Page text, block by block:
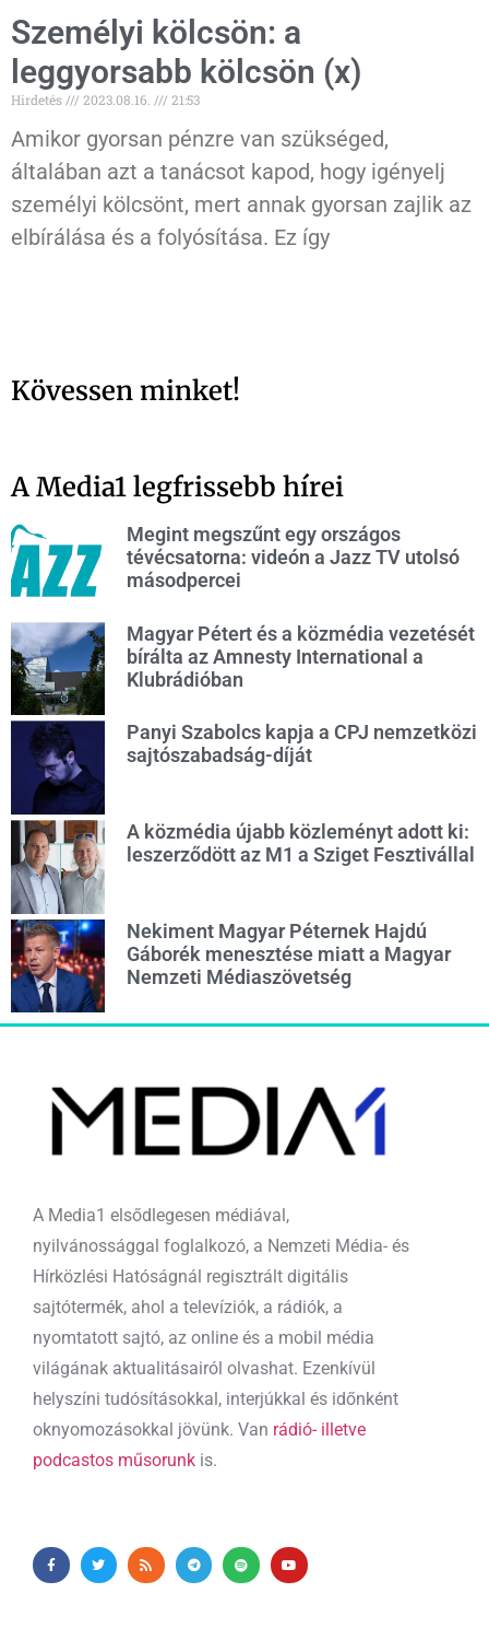
Személyi kölcsön: a
leggyorsabb kölcsön (x)
Hirdetés 2023.08.16. 21:53
Amikor gyorsan pénzre van szükséged,
általában azt a tanácsot kapod, hogy igényelj
személyi kölcsönt, mert annak gyorsan zajlik az
elbírálása és a folyósítása. Ez így
Kövessen minket!
A Media1 legfrissebb hírei
Megint megszűnt egy országos
tévécsatorna: videón a Jazz TV utolsó
másodpercei
Magyar Pétert és a közmédia vezetését
bírálta az Amnesty International a
Klubrádióban
Panyi Szabolcs kapja a CPJ nemzetközi
sajtószabadság-díját
A közmédia újabb közleményt adott ki:
leszerződött az M1 a Sziget Fesztivállal
Nekiment Magyar Péternek Hajdú
Gáborék menesztése miatt a Magyar
Nemzeti Médiaszövetség
A Media1 elsődlegesen médiával,
nyilvánossággal foglalkozó, a Nemzeti Média- és
Hírközlési Hatóságnál regisztrált digitális
sajtótermék, ahol a televíziók, a rádiók, a
nyomtatott sajtó, az online és a mobil média
világának aktualitásairól olvashat. Ezenkívül
helyszíni tudósításokkal, interjúkkal és időnként
oknyomozásokkal jövünk. Van rádió- illetve
podcastos műsorunk is.